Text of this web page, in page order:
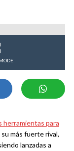
herramientas para
su más fuerte rival,
lanzadas a